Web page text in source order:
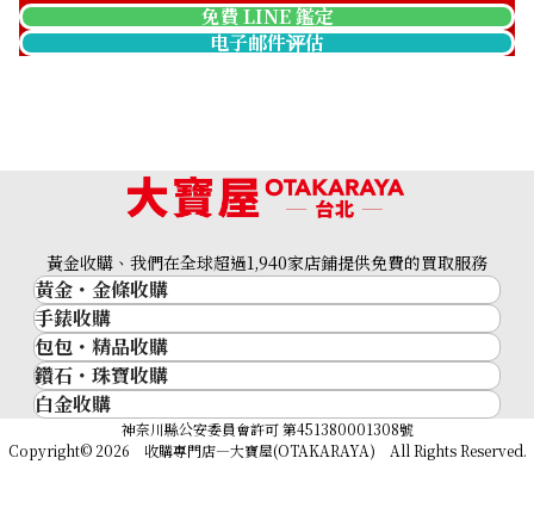
免費 LINE 鑑定
电子邮件评估
黃金收購、我們在全球超過1,940家店鋪提供免費的買取服務
黃金・金條收購
黃金與貴金屬
金的錠
金幣
黃金過去10年
黃金飾品
手錶收購
名牌手錶
Rolex
Patek Philippe
Audemars Piguet
包包・精品收購
品牌精品
Cartier
LOUIS VUITTON
Hermès
鑽石・珠寶收購
鑽石･珠寶
祖母綠（翠玉）
白金收購
神奈川縣公安委員會許可 第451380001308號
Copyright© 2026 收購專門店—大寶屋(OTAKARAYA) All Rights Reserved.